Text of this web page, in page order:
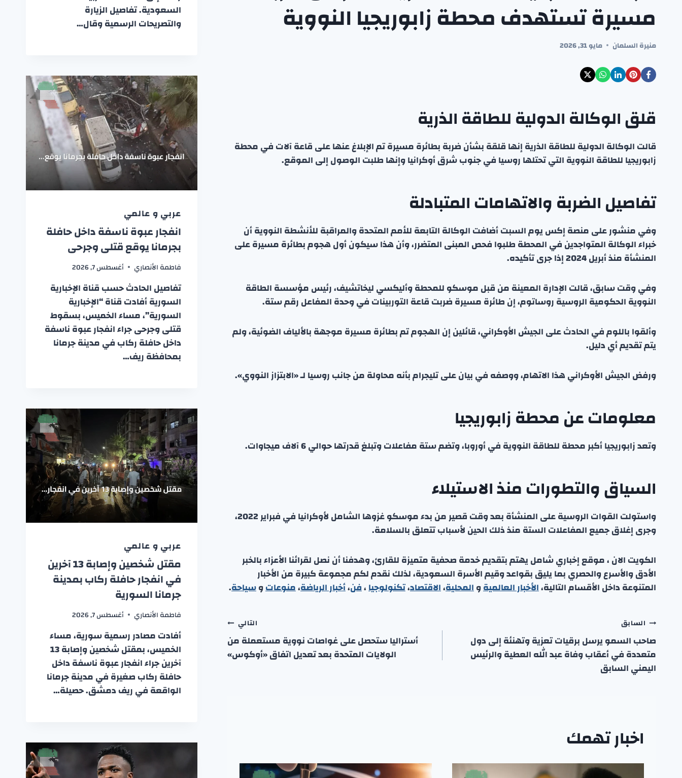
مسيرة تستهدف محطة زابوريجيا النووية
منيرة السلمان مايو 31, 2026
قلق الوكالة الدولية للطاقة الذرية
قالت الوكالة الدولية للطاقة الذرية إنها قلقة بشأن ضربة بطائرة مسيرة تم الإبلاغ عنها على قاعة آلات في محطة
زابوريجيا للطاقة النووية التي تحتلها روسيا في جنوب شرق أوكرانيا وإنها طلبت الوصول إلى الموقع.
تفاصيل الضربة والاتهامات المتبادلة
وفي منشور على منصة إكس يوم السبت أضافت الوكالة التابعة للأمم المتحدة والمراقبة للأنشطة النووية أن
خبراء الوكالة المتواجدين في المحطة طلبوا فحص المبنى المتضرر، وأن هذا سيكون أول هجوم بطائرة مسيرة على
المنشأة منذ أبريل 2024 إذا جرى تأكيده.
وفي وقت سابق، قالت الإدارة المعينة من قبل موسكو للمحطة وأليكسي ليخاتشيف، رئيس مؤسسة الطاقة
النووية الحكومية الروسية روساتوم، إن طائرة مسيرة ضربت قاعة التوربينات في وحدة المفاعل رقم ستة.
وألقوا باللوم في الحادث على الجيش الأوكراني، قائلين إن الهجوم تم بطائرة مسيرة موجهة بالألياف الضوئية، ولم
يتم تقديم أي دليل.
ورفض الجيش الأوكراني هذا الاتهام، ووصفه في بيان على تليجرام بأنه محاولة من جانب روسيا لـ «الابتزاز النووي».
معلومات عن محطة زابوريجيا
وتعد زابوريجيا أكبر محطة للطاقة النووية في أوروبا، وتضم ستة مفاعلات وتبلغ قدرتها حوالي 6 آلاف ميجاوات.
السياق والتطورات منذ الاستيلاء
واستولت القوات الروسية على المنشأة بعد وقت قصير من بدء موسكو غزوها الشامل لأوكرانيا في فبراير 2022،
وجرى إغلاق جميع المفاعلات الستة منذ ذلك الحين لأسباب تتعلق بالسلامة.
الكويت الان ، موقع إخباري شامل يهتم بتقديم خدمة صحفية متميزة للقارئ، وهدفنا أن نصل لقرائنا الأعزاء بالخبر
الأدق والأسرع والحصري بما يليق بقواعد وقيم الأسرة السعودية، لذلك نقدم لكم مجموعة كبيرة من الأخبار
المتنوعة داخل الأقسام التالية،الأخبار العالميةوالمحلية،الاقتصاد،تكنولوجيا،فن،أخبار الرياضة،منوعاتوسياحة.
تصفّح
المقالات
السابق
صاحب السمو يرسل برقيات تعزية وتهنئة إلى دول
متعددة في أعقاب وفاة عبد الله العطية والرئيس
اليمني السابق
التالي
أستراليا ستحصل على غواصات نووية مستعملة من
الولايات المتحدة بعد تعديل اتفاق «أوكوس»
اخبار تهمك
السعودية. تفاصيل الزيارة
والتصريحات الرسمية وقال…
عربي و عالمي
انفجار عبوة ناسفة داخل حافلة
بجرمانا يوقع قتلى وجرحى
فاطمة الأنصاري أغسطس 7, 2026
تفاصيل الحادث حسب قناة الإخبارية
السورية أفادت قناة “الإخبارية
السورية”، مساء الخميس، بسقوط
قتلى وجرحى جراء انفجار عبوة ناسفة
داخل حافلة ركاب في مدينة جرمانا
بمحافظة ريف…
عربي و عالمي
مقتل شخصين وإصابة 13 آخرين
في انفجار حافلة ركاب بمدينة
جرمانا السورية
فاطمة الأنصاري أغسطس 7, 2026
أفادت مصادر رسمية سورية، مساء
الخميس، بمقتل شخصين وإصابة 13
آخرين جراء انفجار عبوة ناسفة داخل
حافلة ركاب صغيرة في مدينة جرمانا
الواقعة في ريف دمشق. حصيلة…